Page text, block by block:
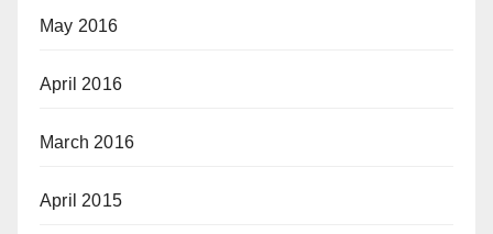
May 2016
April 2016
March 2016
April 2015